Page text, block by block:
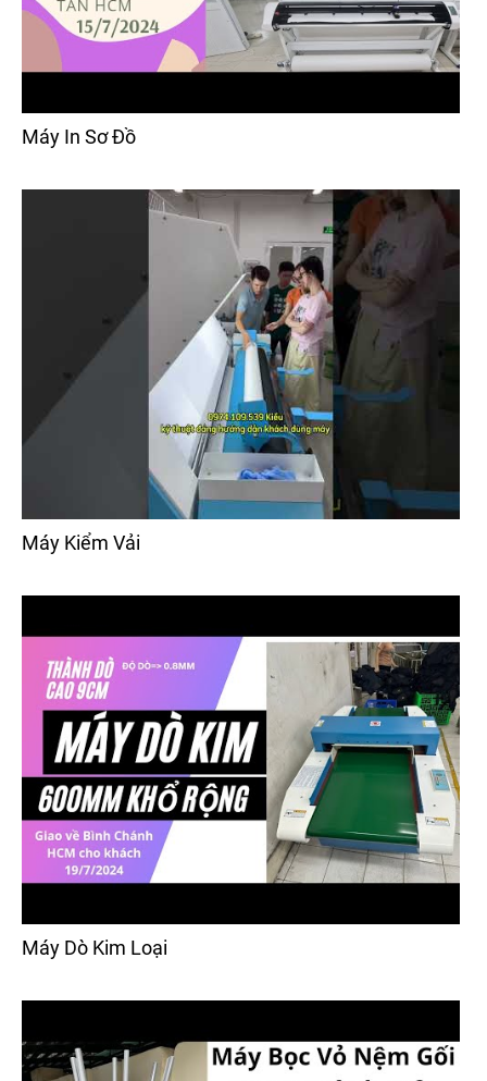
Máy In Sơ Đồ
Máy Kiểm Vải
Máy Dò Kim Loại